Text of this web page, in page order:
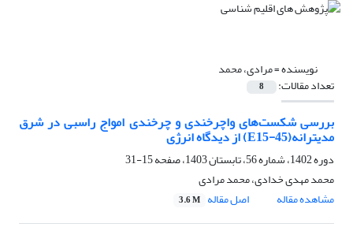
نویسنده =مرادی، محمد
تعداد مقالات: 8
بررسی شکست‌های واچرخندی و چرخندی امواج راسبی در شرق
مدیترانه(E15-45) از دیدگاه انرژی
دوره 1402، شماره 56، تابستان 1403، صفحه
15-31
محمد مهدی خدادی، محمد مرادی
مشاهده مقاله
اصل مقاله 3.6 M